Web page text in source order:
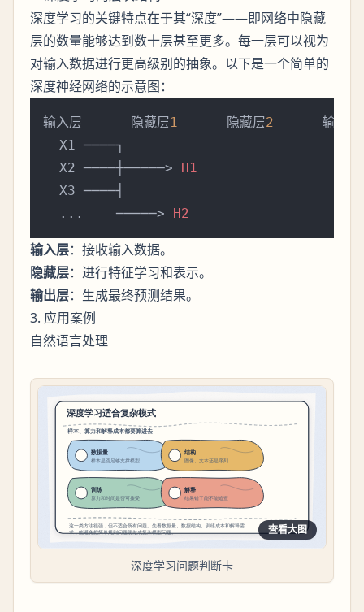
深度学习的关键特点在于其“深度”——即网络中隐藏
层的数量能够达到数十层甚至更多。每一层可以视为
对输入数据进行更高级别的抽象。以下是一个简单的
深度神经网络的示意图：
输入层      隐藏层1
      隐藏层
2
      输出层
  X1 ────┐
  X2 ────┼─────>
H1
  X3 ────┤
  ...    ─────>
H2
输入层：接收输入数据。
隐藏层：进行特征学习和表示。
输出层：生成最终预测结果。
3. 应用案例
自然语言处理
查看大图
深度学习问题判断卡